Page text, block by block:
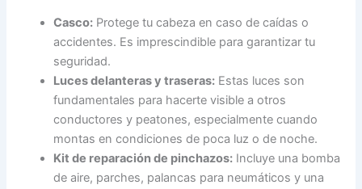
Casco: Protege tu cabeza en caso de caídas o
accidentes. Es imprescindible para garantizar tu
seguridad.
Luces delanteras y traseras: Estas luces son
fundamentales para hacerte visible a otros
conductores y peatones, especialmente cuando
montas en condiciones de poca luz o de noche.
Kit de reparación de pinchazos: Incluye una bomba
de aire, parches, palancas para neumáticos y una